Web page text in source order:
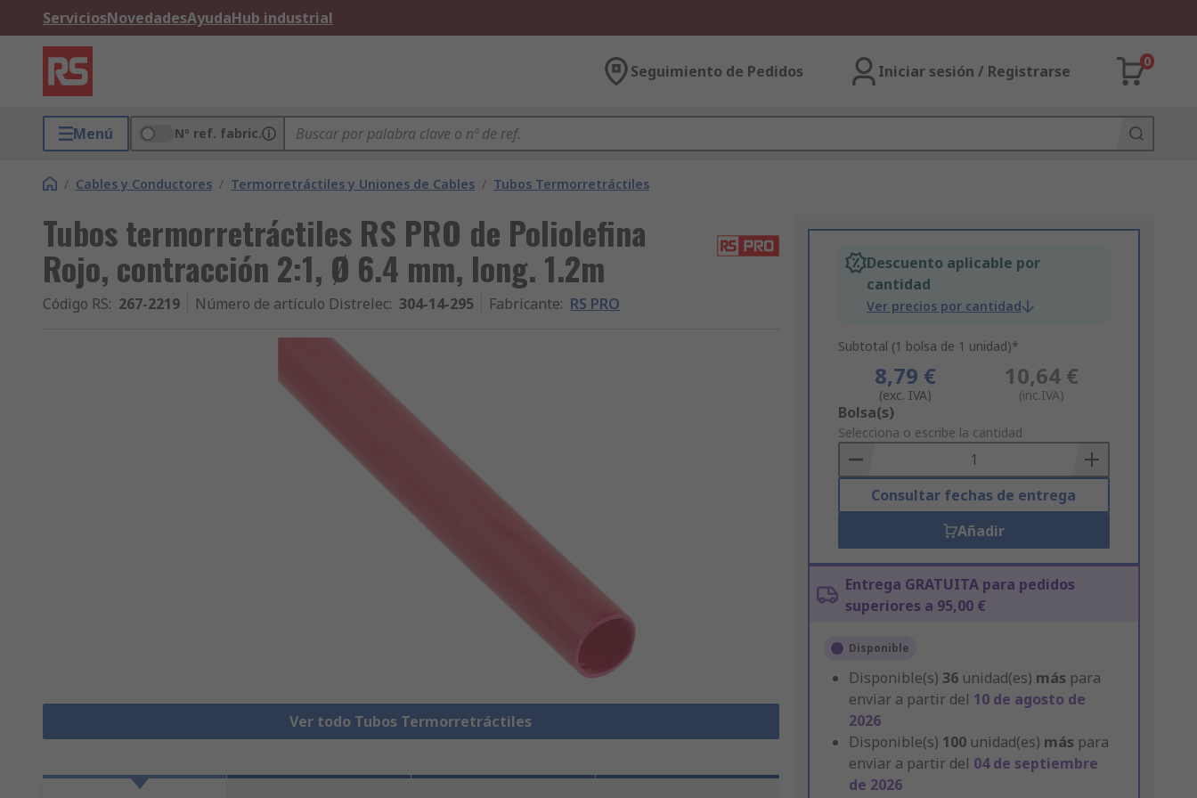
ServiciosNovedadesAyudaHub industrial
Seguimiento de Pedidos Iniciar sesión / Registrarse
0
Menú Nº ref. fabric.
/ Cables y Conductores / Termorretráctiles y Uniones de Cables / Tubos Termorretráctiles
Tubos termorretráctiles RS PRO de Poliolefina
Rojo, contracción 2:1, Ø 6.4 mm, long. 1.2m
Código RS: 267-2219 Número de artículo Distrelec: 304-14-295 Fabricante: RS PRO
Ver todo Tubos Termorretráctiles
Descuento aplicable por
cantidad
Ver precios por cantidad
Subtotal (1 bolsa de 1 unidad)*
8,79 €
(exc. IVA)
10,64 €
(inc.IVA)
Add
to
Basket
Bolsa(s)
Selecciona o escribe la cantidad
Consultar fechas de entrega
Añadir
Entrega GRATUITA para pedidos
superiores a 95,00 €
Disponible
Disponible(s) 36 unidad(es) más para
enviar a partir del 10 de agosto de
2026
Disponible(s) 100 unidad(es) más para
enviar a partir del 04 de septiembre
de 2026